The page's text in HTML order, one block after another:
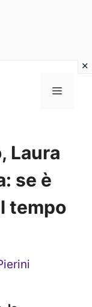
Menu
Laura
se è
tempo